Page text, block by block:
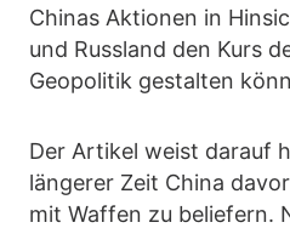
Chinas Aktionen in
und Russland den Kurs
Geopolitik gestalten
Der Artikel weist darauf
längerer Zeit China
mit Waffen zu beliefern.